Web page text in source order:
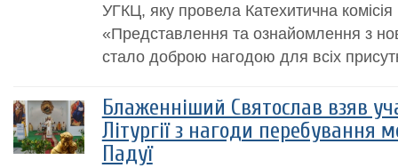
УГКЦ, яку провела Катехитична комісія
«Представлення та ознайомлення з
стало доброю нагодою для всіх
Блаженніший Святослав взяв
Літургії з нагоди перебування
Падуї